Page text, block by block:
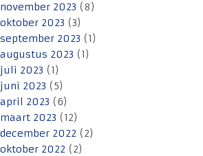
november 2023 (8)
oktober 2023 (3)
september 2023 (1)
augustus 2023 (1)
juli 2023 (1)
juni 2023 (5)
april 2023 (6)
maart 2023 (12)
december 2022 (2)
oktober 2022 (2)